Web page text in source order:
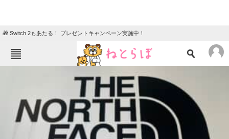
🎁 Switch 2もあたる！ プレゼントキャンペーン実施中！
ニュース
エンタメ
グルメ 地域